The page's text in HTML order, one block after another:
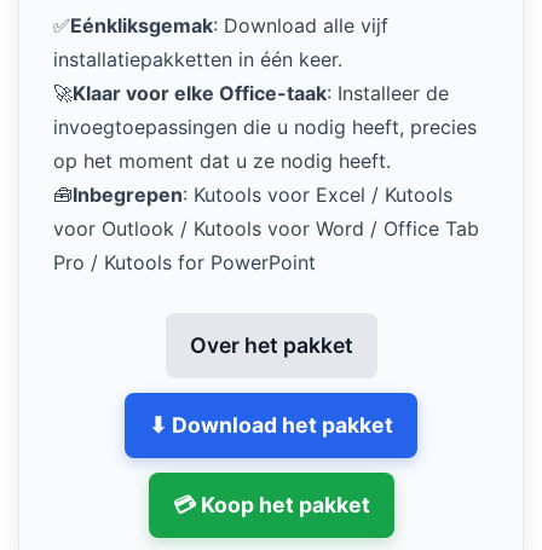
✅Eénkliksgemak: Download alle vijf
installatiepakketten in één keer.
🚀Klaar voor elke Office-taak: Installeer de
invoegtoepassingen die u nodig heeft, precies
op het moment dat u ze nodig heeft.
🧰Inbegrepen: Kutools voor Excel / Kutools
voor Outlook / Kutools voor Word / Office Tab
Pro / Kutools for PowerPoint
Over het pakket
⬇ Download het pakket
💳 Koop het pakket